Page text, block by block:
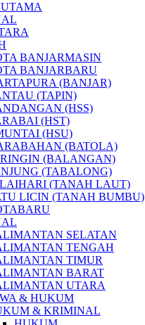
BANJARMASIN
BANJARBARU
(BANJAR)
(TAPIN)
(HSS)
(HST)
(HSU)
(BATOLA)
(BALANGAN)
(TABALONG)
(TANAH LAUT)
LICIN (TANAH BUMBU)
SELATAN
TENGAH
TIMUR
BARAT
UTARA
& HUKUM
& KRIMINAL